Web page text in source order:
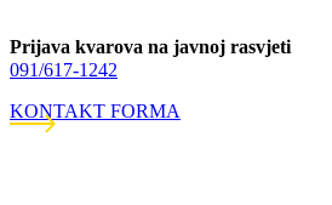
Prijava kvarova na javnoj rasvjeti
091/617-1242
KONTAKT FORMA